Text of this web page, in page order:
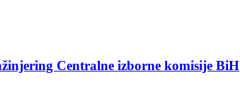
Centralne izborne komisije BiH